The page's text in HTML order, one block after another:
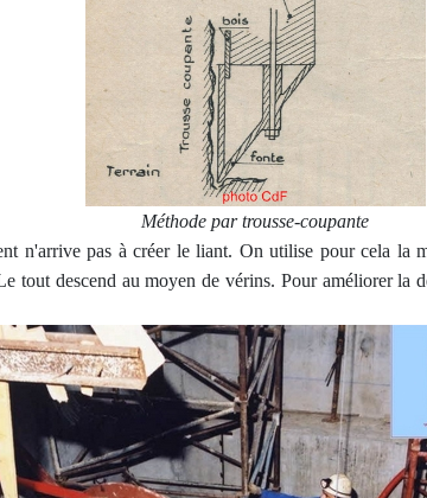
Méthode par trousse-coupante
n'arrive pas à créer le liant. On utilise pour cela la
tout descend au moyen de vérins. Pour améliorer